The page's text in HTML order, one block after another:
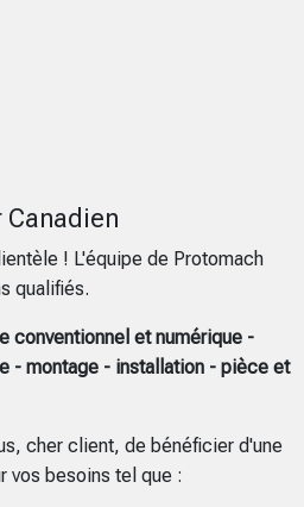
! L'équipe de Protomach
qualifiés.
conventionnel et numérique -
- montage - installation - pièce et
cher client, de bénéficier d'une
vos besoins tel que :